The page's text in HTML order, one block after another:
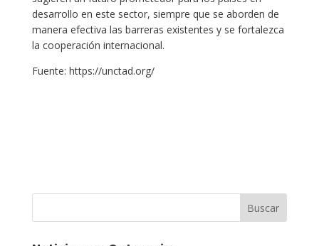
desarrollo en este sector, siempre que se aborden de
manera efectiva las barreras existentes y se fortalezca
la cooperación internacional.
Fuente: https://unctad.org/
Buscar